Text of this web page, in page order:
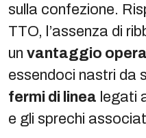
sulla confezione.
TTO, l’assenza di
un vantaggio
essendoci nastri da
fermi di linea legati
e gli sprechi